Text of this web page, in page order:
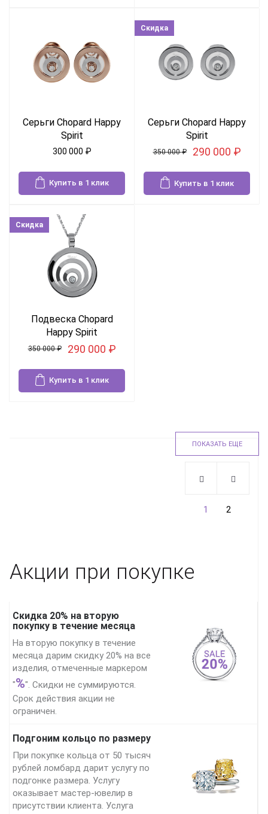
Серьги Chopard Happy
Spirit
300 000 ₽
Купить в 1 клик
Скидка
Серьги Chopard Happy
Spirit
350 000₽ 290 000 ₽
Купить в 1 клик
Скидка
Подвеска Chopard
Happy Spirit
350 000₽ 290 000 ₽
Купить в 1 клик
ПОКАЗАТЬ ЕЩЕ
1 2
Акции при покупке
Скидка 20% на вторую
покупку в течение месяца
На вторую покупку в течение
месяца дарим скидку 20% на все
изделия, отмеченные маркером
"%". Скидки не суммируются.
Срок действия акции не
ограничен.
Подгоним кольцо по размеру
При покупке кольца от 50 тысяч
рублей ломбард дарит услугу по
подгонке размера. Услугу
оказывает мастер-ювелир в
присутствии клиента. Услуга